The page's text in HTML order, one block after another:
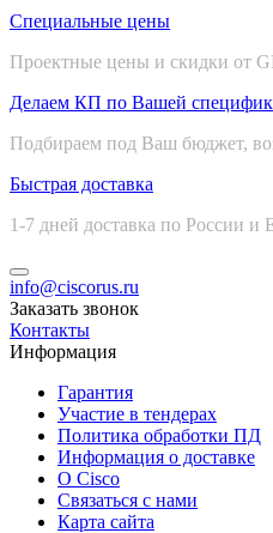
Специальные цены
Проектные цены и скидки от
Делаем КП по Вашей
Подбираем под Ваш бюджет,
Быстрая доставка
1-7 дней доставка по России
info@ciscorus.ru
Заказать звонок
Контакты
Информация
Гарантия
Участие в тендерах
Политика обработки ПД
Информация о доставке
О Cisco
Связаться с нами
Карта сайта